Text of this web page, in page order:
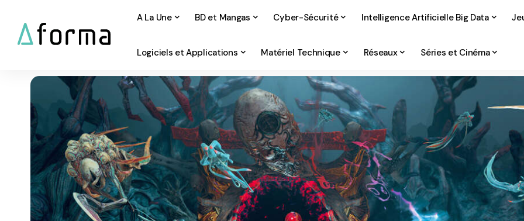
A La Une BD et Mangas Cyber-Sécurité Intelligence Artificielle Big Data
Logiciels et Applications Matériel Technique Réseaux Séries et Cinéma